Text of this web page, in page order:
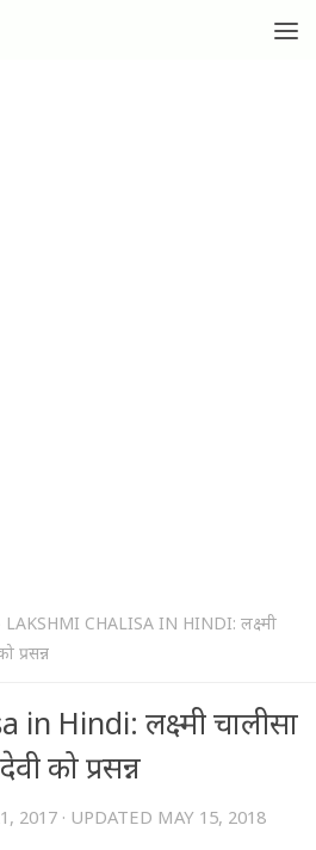
LAKSHMI CHALISA IN HINDI: लक्ष्मी
प्रसन्न
in Hindi: लक्ष्मी चालीसा
को प्रसन्न
2017 · UPDATED MAY 15, 2018